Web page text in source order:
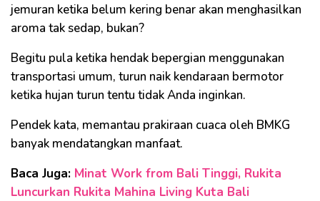
jemuran ketika belum kering benar akan menghasilkan
aroma tak sedap, bukan?
Begitu pula ketika hendak bepergian menggunakan
transportasi umum, turun naik kendaraan bermotor
ketika hujan turun tentu tidak Anda inginkan.
Pendek kata, memantau prakiraan cuaca oleh BMKG
banyak mendatangkan manfaat.
Baca Juga: Minat Work from Bali Tinggi, Rukita
Luncurkan Rukita Mahina Living Kuta Bali